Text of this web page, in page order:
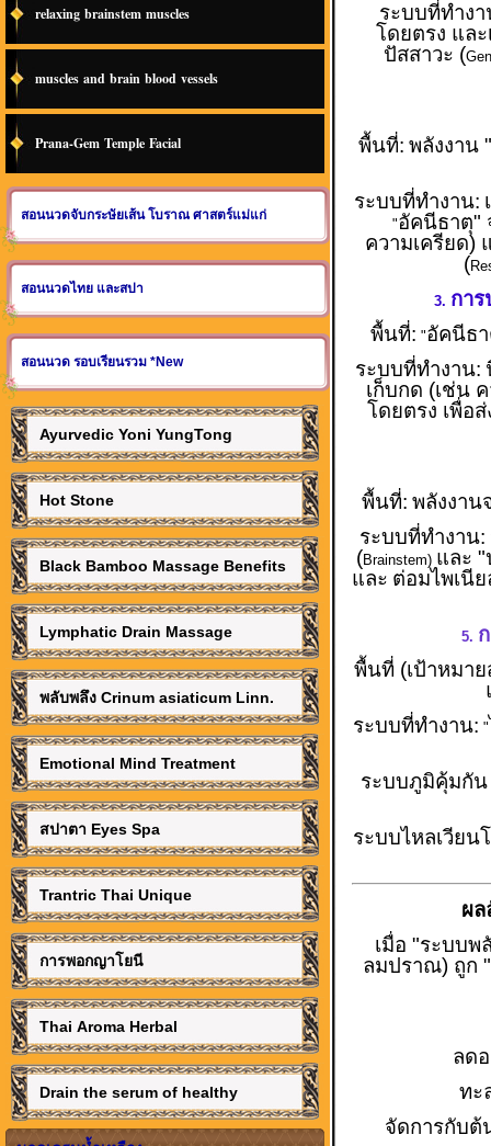
relaxing brainstem muscles
muscles and brain blood vessels
Prana-Gem Temple Facial
สอนนวดจับกระษัยเส้น โบราณ ศาสตร์แม่แก่
สอนนวดไทย และสปา
สอนนวด รอบเรียนรวม *New
Ayurvedic Yoni YungTong
Hot Stone
Black Bamboo Massage Benefits
Lymphatic Drain Massage
พลับพลึง Crinum asiaticum Linn.
Emotional Mind Treatment
สปาตา Eyes Spa
Trantric Thai Unique
การพอกญาโยนี
Thai Aroma Herbal
Drain the serum of healthy
ระบบที่ทำง
โดยตรง แล
ปัสสาวะ (
พื้นที่: พลังงาน
ระบบที่ทำงาน:
"อัคนีธาตุ"
ความเครียด)
(
3. กา
พื้นที่: "อัคนีธ
ระบบที่ทำงาน:
เก็บกด (เช่น
โดยตรง เพื่อ
พื้นที่: พลังงาน
ระบบที่ทำงาน:
(Brainstem) และ
และ ต่อมไพเนีย
5.
พื้นที่ (เป้าหมาย
ระบบที่ทำงาน: "
ระบบภูมิคุ้มกัน
ระบบไหลเวียน
ผล
เมื่อ "ระบบพ
ลมปราณ) ถูก
ลด
ทะ
จัดการกับต้